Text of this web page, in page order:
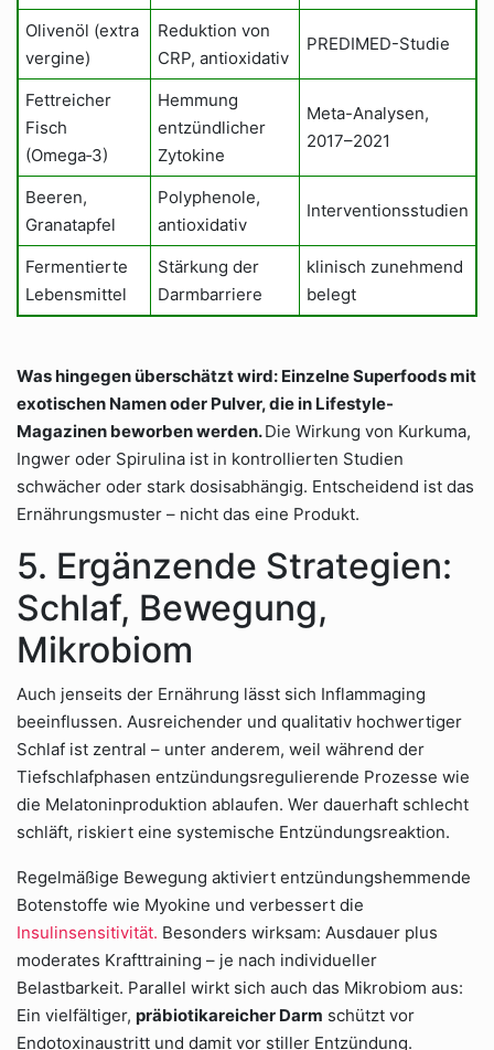
Olivenöl (extra
vergine)
Reduktion von
CRP, antioxidativ
PREDIMED-Studie
Fettreicher
Fisch
(Omega‑3)
Hemmung
entzündlicher
Zytokine
Meta-Analysen,
2017–2021
Beeren,
Granatapfel
Polyphenole,
antioxidativ
Interventionsstudien
Fermentierte
Lebensmittel
Stärkung der
Darmbarriere
klinisch zunehmend
belegt
Was hingegen überschätzt wird: Einzelne Superfoods mit
exotischen Namen oder Pulver, die in Lifestyle-
Magazinen beworben werden.Die Wirkung von Kurkuma,
Ingwer oder Spirulina ist in kontrollierten Studien
schwächer oder stark dosisabhängig. Entscheidend ist das
Ernährungsmuster – nicht das eine Produkt.
5. Ergänzende Strategien:
Schlaf, Bewegung,
Mikrobiom
Auch jenseits der Ernährung lässt sich Inflammaging
beeinflussen. Ausreichender und qualitativ hochwertiger
Schlaf ist zentral – unter anderem, weil während der
Tiefschlafphasen entzündungsregulierende Prozesse wie
die Melatoninproduktion ablaufen. Wer dauerhaft schlecht
schläft, riskiert eine systemische Entzündungsreaktion.
Regelmäßige Bewegung aktiviert entzündungshemmende
Botenstoffe wie Myokine und verbessert die
Insulinsensitivität. Besonders wirksam: Ausdauer plus
moderates Krafttraining – je nach individueller
Belastbarkeit. Parallel wirkt sich auch das Mikrobiom aus:
Ein vielfältiger, präbiotikareicher Darm schützt vor
Endotoxinaustritt und damit vor stiller Entzündung.